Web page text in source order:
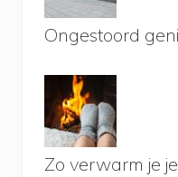
Ongestoord
Zo verwarm je